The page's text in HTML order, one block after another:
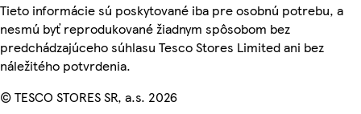
Tieto informácie sú poskytované iba pre osobnú potrebu, a
nesmú byť reprodukované žiadnym spôsobom bez
predchádzajúceho súhlasu Tesco Stores Limited ani bez
náležitého potvrdenia.
© TESCO STORES SR, a.s. 2026